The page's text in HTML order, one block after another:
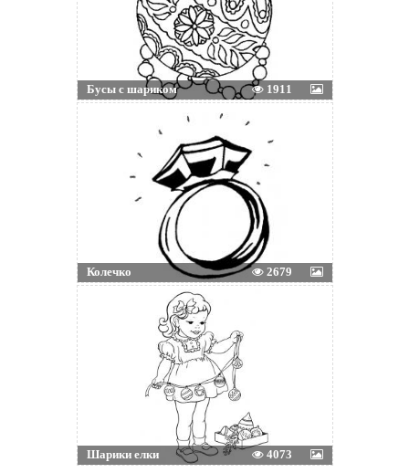
Бусы с шариком 1911
Колечко 2679
Шарики елки 4073